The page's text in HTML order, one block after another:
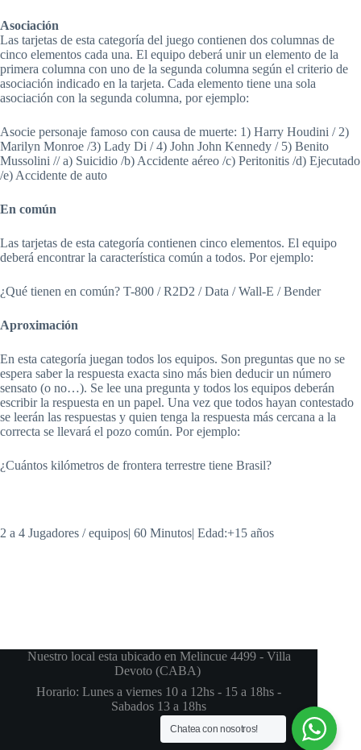
Asociación
Las tarjetas de esta categoría del juego contienen dos columnas de
cinco elementos cada una. El equipo deberá unir un elemento de la
primera columna con uno de la segunda columna según el criterio de
asociación indicado en la tarjeta. Cada elemento tiene una sola
asociación con la segunda columna, por ejemplo:
Asocie personaje famoso con causa de muerte: 1) Harry Houdini / 2)
Marilyn Monroe /3) Lady Di / 4) John John Kennedy / 5) Benito
Mussolini // a) Suicidio /b) Accidente aéreo /c) Peritonitis /d) Ejecutado
/e) Accidente de auto
En común
Las tarjetas de esta categoría contienen cinco elementos. El equipo
deberá encontrar la característica común a todos. Por ejemplo:
¿Qué tienen en común? T-800 / R2D2 / Data / Wall-E / Bender
Aproximación
En esta categoría juegan todos los equipos. Son preguntas que no se
espera saber la respuesta exacta sino más bien deducir un número
sensato (o no…). Se lee una pregunta y todos los equipos deberán
escribir la respuesta en un papel. Una vez que todos hayan contestado
se leerán las respuestas y quien tenga la respuesta más cercana a la
correcta se llevará el pozo común. Por ejemplo:
¿Cuántos kilómetros de frontera terrestre tiene Brasil?
2 a 4 Jugadores / equipos| 60 Minutos| Edad:+15 años
Nuestro local esta ubicado en Melincue 4499 - Villa
Devoto (CABA)
Horario: Lunes a viernes 10 a 12hs - 15 a 18hs -
Sabados 13 a 18hs
Chatea con nosotros!